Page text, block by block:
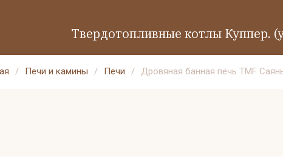
Твердотопливные котлы Куппер.
/ Печи и камины / Печи / Дровяная банная печь TMF